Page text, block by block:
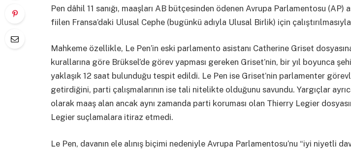
Pen dâhil 11 sanığı, maaşları AB bütçesinden ödenen Avrupa Parlamentosu (AP)
fiilen Fransa’daki Ulusal Cephe (bugünkü adıyla Ulusal Birlik) için
Mahkeme özellikle, Le Pen’in eski parlamento asistanı Catherine Griset
kurallarına göre Brüksel’de görev yapması gereken Griset’nin, bir yıl boyunca
yaklaşık 12 saat bulunduğu tespit edildi. Le Pen ise Griset’nin parlamenter
getirdiğini, parti çalışmalarının ise tali nitelikte olduğunu savundu. Yargıçlar
olarak maaş alan ancak aynı zamanda parti koruması olan Thierry Legier
Legier suçlamalara itiraz etmedi.
Le Pen, davanın ele alınış biçimi nedeniyle Avrupa Parlamentosu’nu “iyi niyetli